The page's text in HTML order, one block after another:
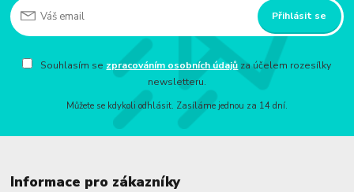
Přihlásit se
Souhlasím se zpracováním osobních údajů za účelem rozesílky
newsletteru.
Můžete se kdykoli odhlásit. Zasíláme jednou za 14 dní.
Informace pro zákazníky